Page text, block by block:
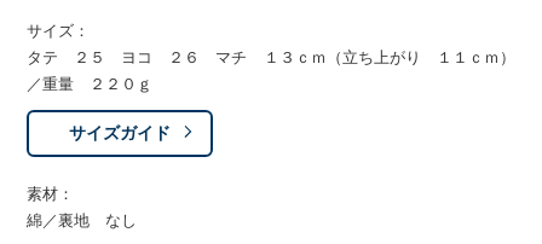
サイズ：
タテ ２５ ヨコ ２６ マチ １３ｃｍ（立ち上がり １１ｃｍ）
／重量 ２２０ｇ
サイズガイド
素材：
綿／裏地 なし